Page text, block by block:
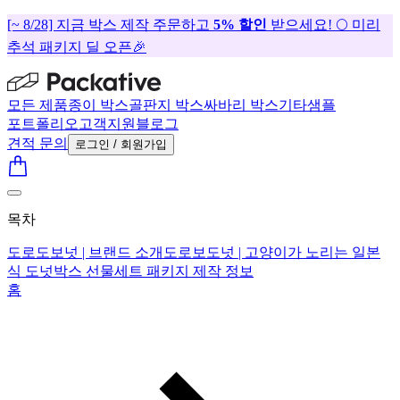
[~ 8/28] 지금 박스 제작 주문하고 5% 할인 받으세요! 🌕 미리
추석 패키지 딜 오픈🎉
모든 제품종이 박스골판지 박스싸바리 박스기타샘플
포트폴리오 고객지원 블로그
견적 문의
로그인 / 회원가입
목차
도로도보넛 | 브랜드 소개 도로보도넛 | 고양이가 노리는 일본
식 도넛박스 선물세트 패키지 제작 정보
홈